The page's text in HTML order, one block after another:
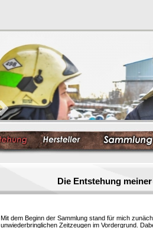
Die Entstehung
Mit dem Beginn der Sammlung stand für mich
unwiederbringlichen Zeitzeugen im Vordergrund.